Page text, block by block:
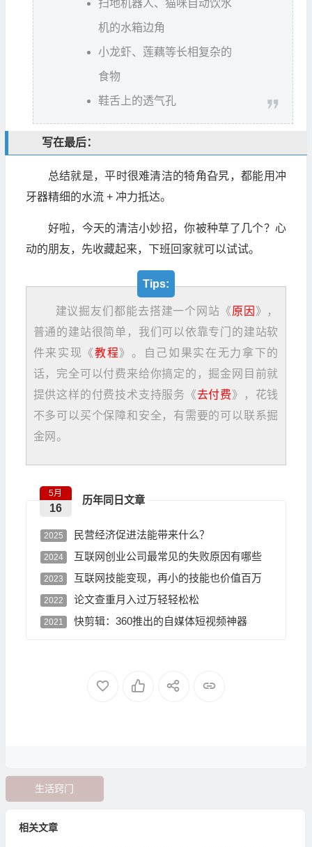
扫地机器人、猫咪自动饮水
机的水箱边角
小龙虾、莲藕等长相复杂的
食物
鞋舌上的透气孔
写在最后：
总结就是，平时很难清洁的犄角旮旯，都能用冲
牙器精细的水流 + 冲力抵达。
好啦，今天的清洁小妙招，你被种草了几个？心
动的朋友，先收藏起来，下班回家就可以试试。
Tips:
建议掘友们都能去搭建一个网站《原因 》，
普通的建站很简单，我们可以依靠专门的建站软
件来实现《教程》。自己如果实在无力拿下的
话，完全可以付费来给你搞定的，掘金网目前就
提供这样的付费技术支持服务《去付费》，花钱
不多可以买个保障和安全，有需要的可以联系掘
金网。
历年同日文章
5月
16
2025 民营经济促进法能带来什么？
2024 互联网创业公司最常见的失败原因有哪些
2023 互联网技能变现，再小的技能也价值百万
2022 论文查重月入过万轻轻松松
2021 快剪辑：360推出的自媒体短视频神器
生活窍门
相关文章